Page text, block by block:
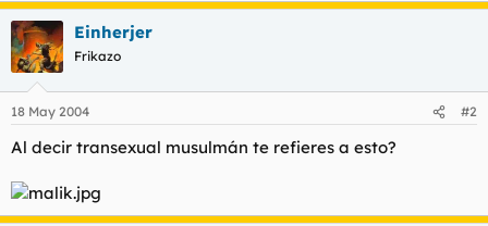
Einherjer
Frikazo
18 May 2004 #2
Al decir transexual musulmán te refieres a esto?